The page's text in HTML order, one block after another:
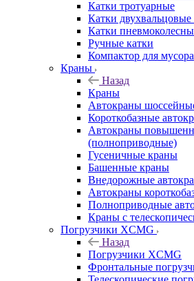
Катки тротуарные
Катки двухвальцовые
Катки
Ручные катки
Компактор для мусора
Краны
Назад
Краны
Автокраны
Короткобазные
Автокраны
(полноприводные)
Гусеничные краны
Башенные краны
Внедорожные
Автокраны
Полноприводные
Краны с
Погрузчики XCMG
Назад
Погрузчики XCMG
Фронтальные